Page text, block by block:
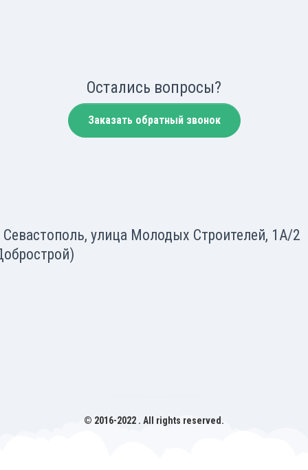
Остались вопросы?
Заказать обратный звонок
Севастополь, улица Молодых Строителей, 1А/2
© 2016-2022 . All rights reserved.